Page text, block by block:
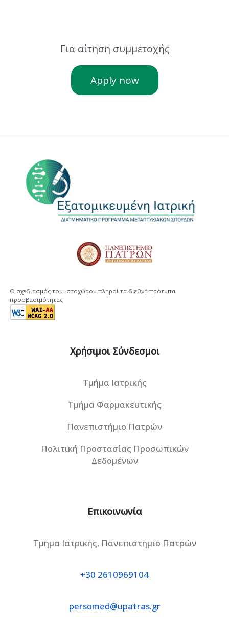
Για αίτηση συμμετοχής
Apply now
Ο σχεδιασμός του ιστοχώρου πληροί τα διεθνή πρότυπα
προσβασιμότητας
Χρήσιμοι Σύνδεσμοι
Τμήμα Ιατρικής
Τμήμα Φαρμακευτικής
Πανεπιστήμιο Πατρών
Πολιτική Προστασίας Προσωπικών
Δεδομένων
Επικοινωνία
Τμήμα Ιατρικής, Πανεπιστήμιο Πατρών
+30 2610969104
persomed@upatras.gr